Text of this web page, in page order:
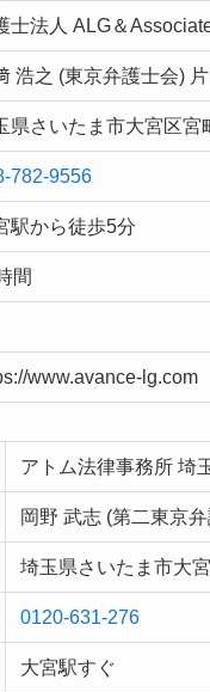
士法人 ALG＆
浩之 (東京弁護士会)
県さいたま市大宮区
782-9556
駅から徒歩5分
間
www.avance-lg.com
アトム法律事務所 埼
岡野 武志 (第二東京
埼玉県さいたま市大
0120-631-276
大宮駅すぐ